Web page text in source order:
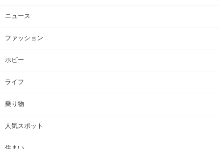
ニュース
ファッション
ホビー
ライフ
乗り物
人気スポット